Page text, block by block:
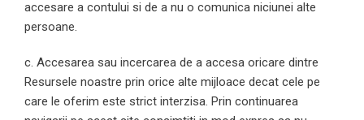
accesare a contului si de a nu o comunica niciunei alte
persoane.
c. Accesarea sau incercarea de a accesa oricare dintre
Resursele noastre prin orice alte mijloace decat cele pe
care le oferim este strict interzisa. Prin continuarea